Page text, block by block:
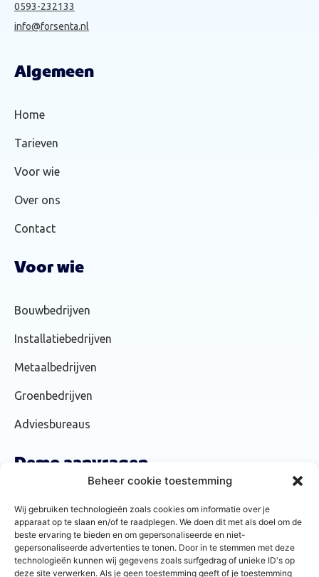
Beheer cookie toestemming
Wij gebruiken technologieën zoals cookies om informatie over je
apparaat op te slaan en/of te raadplegen. We doen dit met als doel om de
beste ervaring te bieden en om gepersonaliseerde en niet-
gepersonaliseerde advertenties te tonen. Door in te stemmen met deze
technologieën kunnen wij gegevens zoals surfgedrag of unieke ID's op
deze site verwerken. Als je geen toestemming geeft of je toestemming
0593-232133
info@forsenta.nl
Algemeen
Home
Tarieven
Voor wie
Over ons
Contact
Voor wie
Bouwbedrijven
Installatiebedrijven
Metaalbedrijven
Groenbedrijven
Adviesbureaus
Demo aanvragen
onderstaandeknop een gratis demo aan!
Demo